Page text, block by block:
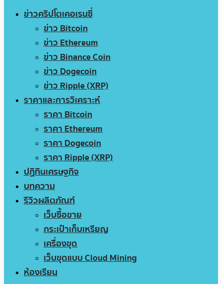
ข่าวคริปโตเคอเรนซี่
ข่าว Bitcoin
ข่าว Ethereum
ข่าว Binance Coin
ข่าว Dogecoin
ข่าว Ripple (XRP)
ราคาและการวิเคราะห์
ราคา Bitcoin
ราคา Ethereum
ราคา Dogecoin
ราคา Ripple (XRP)
ปฏิทินเศรษฐกิจ
บทความ
รีวิวผลิตภัณฑ์
เว็บซื้อขาย
กระเป๋าเก็บเหรียญ
เครื่องขุด
เว็บขุดแบบ Cloud Mining
ห้องเรียน